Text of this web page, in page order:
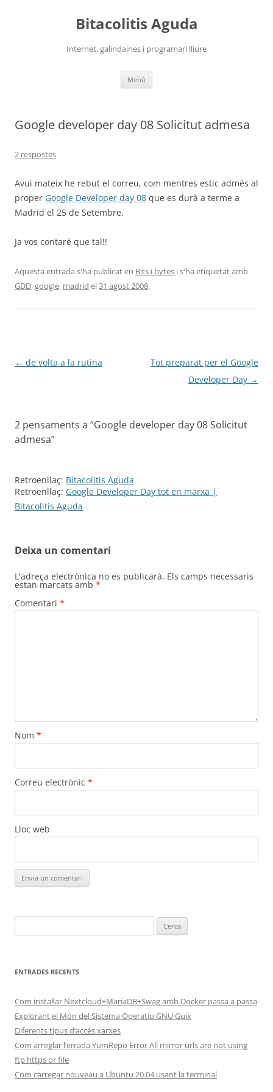
Bitacolitis Aguda
Internet, galindaines i programari lliure
Menú
Google developer day 08 Solicitut admesa
2 respostes
Avui mateix he rebut el correu, com mentres estic admés al
proper Google Developer day 08 que es durà a terme a
Madrid el 25 de Setembre.
Ja vos contaré que tal!!
Aquesta entrada s'ha publicat en Bits i bytes i s'ha etiquetat amb
GDD,google, madrid el31 agost 2008.
Navegació
← de volta a la rutina
Tot preparat per el Google
Developer Day →
2 pensaments a “Google developer day 08 Solicitut
admesa”
Retroenllaç: Bitacolitis Aguda
Retroenllaç: Google Developer Day tot en marxa |
Bitacolitis Aguda
Deixa un comentari
L'adreça electrònica no es publicarà. Els camps necessaris
estan marcats amb *
Comentari *
Nom *
Correu electrònic *
Lloc web
ENTRADES RECENTS
Com instal·lar Nextcloud+MariaDB+Swag amb Docker passa a passa
Explorant el Món del Sistema Operatiu GNU Guix
Diferents tipus d’accés xarxes
Com arreglar l’errada YumRepo Error All mirror urls are not using
ftp https or file
Com carregar nouveau a Ubuntu 20.04 usant la terminal